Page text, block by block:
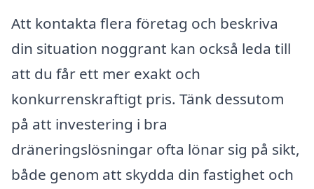
Att kontakta flera företag och beskriva
din situation noggrant kan också leda till
att du får ett mer exakt och
konkurrenskraftigt pris. Tänk dessutom
på att investering i bra
dräneringslösningar ofta lönar sig på sikt,
både genom att skydda din fastighet och